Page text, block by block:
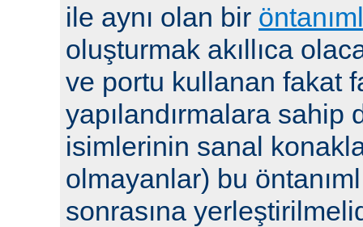
ile aynı olan bir
oluşturmak akıllıca
ve portu kullanan fakat
yapılandırmalara sahip
isimlerinin sanal
olmayanlar) bu
sonrasına